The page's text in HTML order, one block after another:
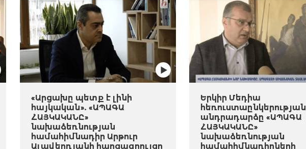
«Արցախը պետք է լինի
հայկական». «ԱՊԱԳԱ
ՀԱՅԿԱԿԱՆԸ»
նախաձեռնության
համահիմնադիր Արթուր
Ալավերդյանի հարցազրույցը
Երկիր Մեդիա
հեռուստաընկերության
անդրադարձը «ԱՊԱԳԱ
ՀԱՅԿԱԿԱՆԸ»
նախաձեռնության
համահիմնադիրների